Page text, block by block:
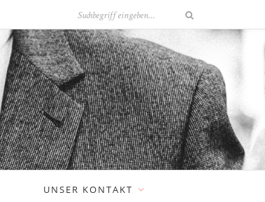
UNSER KONTAKT